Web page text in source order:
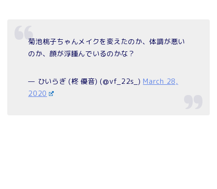
菊池桃子ちゃんメイクを変えたのか、体調が悪い
のか、顔が浮腫んでいるのかな？
— ひいらぎ (柊 優音) (@vf_22s_)March 28,
2020